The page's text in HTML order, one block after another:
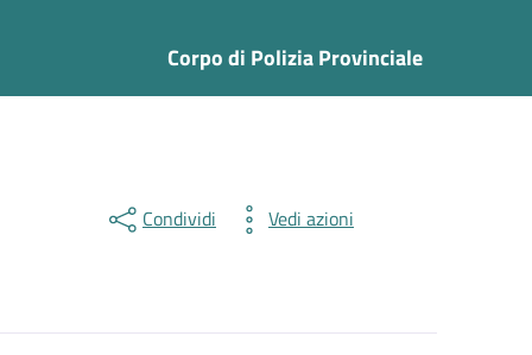
Corpo di Polizia Provinciale
Condividi Vedi azioni